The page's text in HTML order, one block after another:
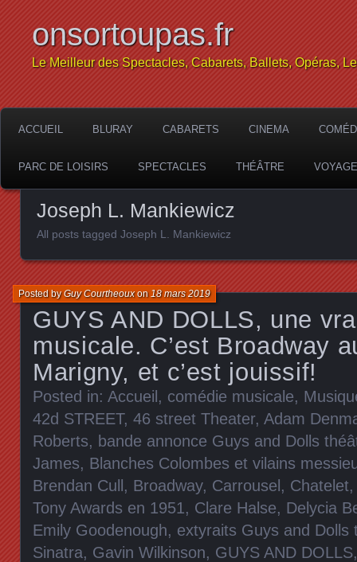
onsortoupas.fr
Le Meilleur des Spectacles, Cabarets, Ballets, Opéras,
ACCUEIL BLURAY CABARETS CINEMA
PARC DE LOISIRS SPECTACLES THÉÂTRE
Joseph L. Mankiewicz
All posts tagged Joseph L. Mankiewicz
GUYS AND DOLLS, une
musicale. C’est Broadway
Marigny, et c’est jouissif!
Posted byGuy Courtheouxon 18 mars 2019
Posted in: Accueil, comédie musicale,
42d STREET, 46 street Theater, Adam
Roberts, bande annonce Guys and Dolls
James, Blanches Colombes et vilains
Brendan Cull, Broadway, Carrousel, Chatelet
Tony Awards en 1951, Clare Halse, Delycia
Emily Goodenough, extyraits Guys and Dolls
Sinatra, Gavin Wilkinson, GUYS AND DOLLS